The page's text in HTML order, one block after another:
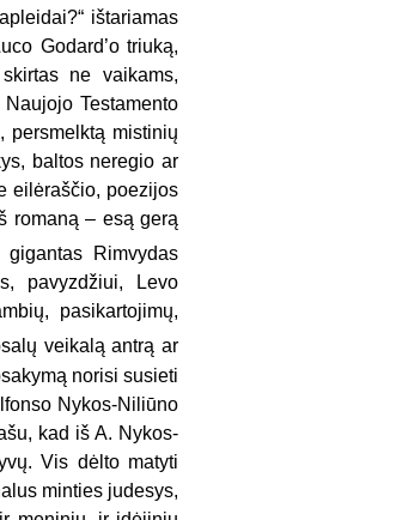
ištariamas
Godard’o triuką,
ne vaikams,
Testamento
persmelktą mistinių
baltos neregio ar
eilėraščio, poezijos
romaną – esą gerą
Rimvydas
pavyzdžiui, Levo
pasikartojimų,
veikalą antrą ar
norisi susieti
Nykos-Niliūno
kad iš A. Nykos-
Vis dėlto matyti
minties judesys,